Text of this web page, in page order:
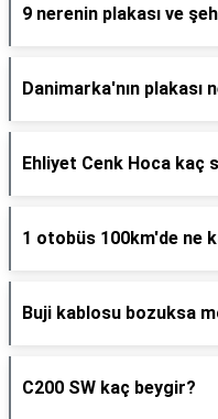
9 nerenin plakası ve
Danimarka'nın plakası
Ehliyet Cenk Hoca kaç
1 otobüs 100km'de ne
Buji kablosu bozuksa
C200 SW kaç beygir?